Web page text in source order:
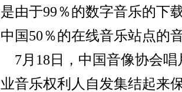
是由于99％的数字音乐的下
中国50％的在线音乐站点的
7月18日，中国音像协会唱
业音乐权利人自发集结起来